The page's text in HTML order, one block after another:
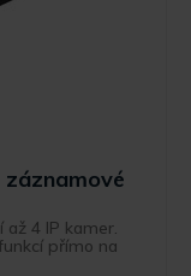
záznamové
4 IP kamer.
přímo na